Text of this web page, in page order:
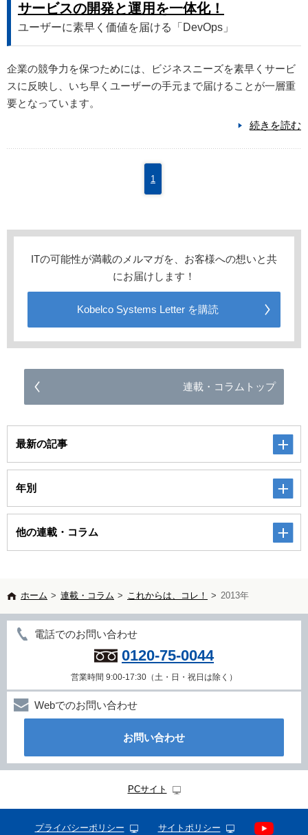
サービスの開発と運用を一体化！
ユーザーに素早く価値を届ける「DevOps」
企業の競争力を保つためには、ビジネスニーズを素早くサービ
スに反映し、いち早くユーザーの手元まで届けることが一層重
要となっています。
続きを読む
1
ITの可能性が満載のメルマガを、お客様への想いと共
にお届けします！
Kobelco Systems Letter を購読
連載・コラムトップ
最新の記事
年別
他の連載・コラム
ホーム > 連載・コラム > これからは、コレ！ > 2013年
電話でのお問い合わせ
0120-75-0044
営業時間 9:00-17:30（土・日・祝日は除く）
Webでのお問い合わせ
お問い合わせ
PCサイト
プライバシーポリシー サイトポリシー